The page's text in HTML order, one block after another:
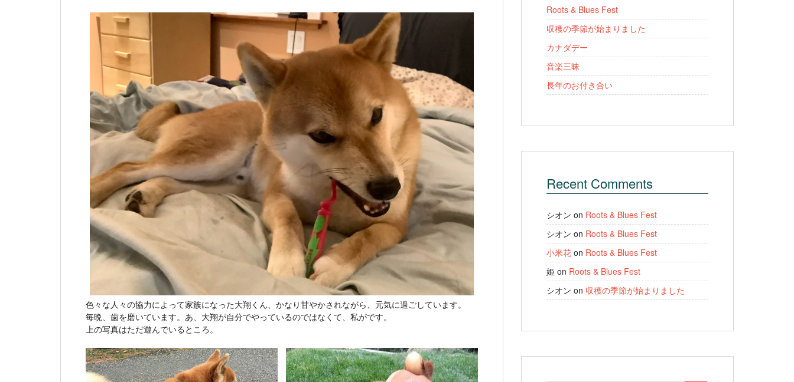
色々な人々の協力によって家族になった大翔くん、かなり甘やかされながら、元気に過ごしています。
毎晩、歯を磨いています。あ、大翔が自分でやっているのではなくて、私がです。
上の写真はただ遊んでいるところ。
Roots & Blues Fest
収穫の季節が始まりました
カナダデー
音楽三昧
長年のお付き合い
Recent Comments
シオン on Roots & Blues Fest
シオン on Roots & Blues Fest
小米花 on Roots & Blues Fest
姫 on Roots & Blues Fest
シオン on 収穫の季節が始まりました